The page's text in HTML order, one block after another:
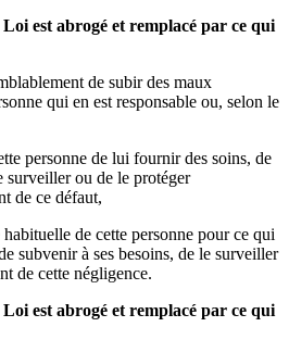
est abrogé et remplacé par ce qui
de subir des maux
qui en est responsable ou, selon le
personne de lui fournir des soins, de
surveiller ou de le protéger
de ce défaut,
de cette personne pour ce qui
subvenir à ses besoins, de le surveiller
de cette négligence.
est abrogé et remplacé par ce qui